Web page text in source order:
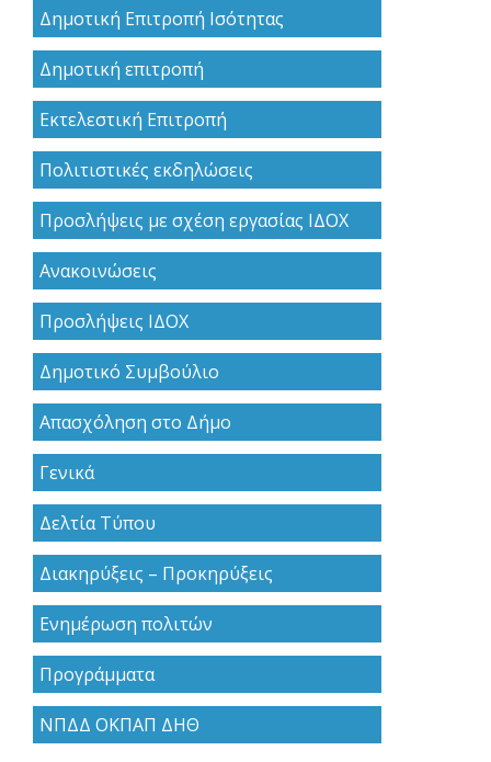
Δημοτική Επιτροπή Ισότητας
Δημοτική επιτροπή
Εκτελεστική Επιτροπή
Πολιτιστικές εκδηλώσεις
Προσλήψεις με σχέση εργασίας ΙΔΟΧ
Ανακoινώσεις
Προσλήψεις ΙΔΟΧ
Δημοτικό Συμβούλιο
Απασχόληση στο Δήμο
Γενικά
Δελτία Τύπου
Διακηρύξεις – Προκηρύξεις
Ενημέρωση πολιτών
Προγράμματα
ΝΠΔΔ ΟΚΠΑΠ ΔΗΘ